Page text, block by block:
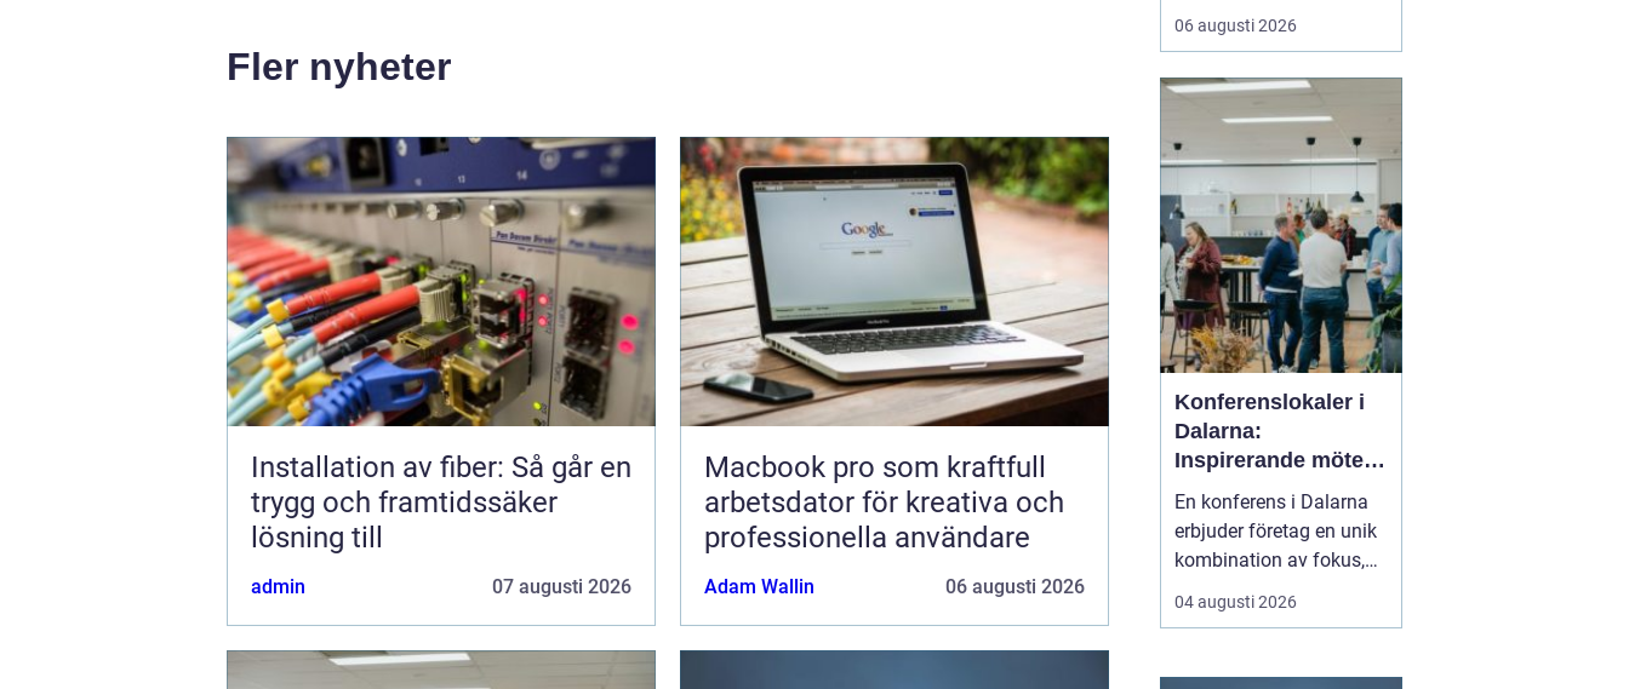
Fler nyheter
Installation av fiber: Så går en
trygg och framtidssäker
lösning till
admin 07 augusti 2026
Macbook pro som kraftfull
arbetsdator för kreativa och
professionella användare
Adam Wallin 06 augusti 2026
bärbara datorer inom
kreativt och
Modellen kombinerar
hög prestanda,
genomtänkt design och
lång livslängd på ett sätt
som gör den intressant
för både företag och
privatp...
06 augusti 2026
Konferenslokaler i
Dalarna:
Inspirerande möten
i hjärtat av Sverige
En konferens i Dalarna
erbjuder företag en unik
kombination av fokus,
återhämtning och
gemensamma
både arbetsrelationer
04 augusti 2026